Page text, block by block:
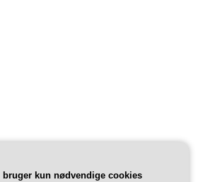
bruger kun nødvendige cookies